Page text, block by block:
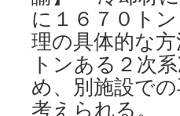
に１６７０ト
理の具体的な
トンある２次
め、別施設で
考えられる。